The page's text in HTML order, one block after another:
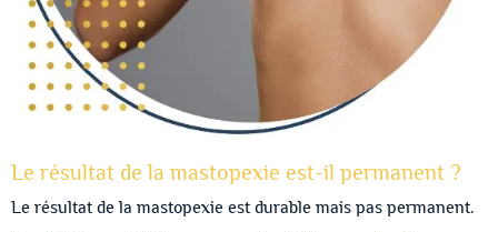
Le résultat de la mastopexie est-il permanent ?
Le résultat de la mastopexie est durable mais pas permanent.